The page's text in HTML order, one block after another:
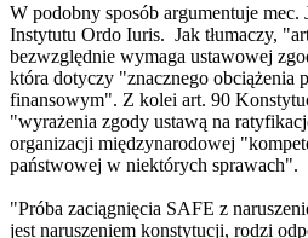
W podobny sposób argumentuje
Instytutu Ordo Iuris. Jak tłumaczy,
bezwzględnie wymaga ustawowej
która dotyczy "znacznego obciążenia
finansowym". Z kolei art. 90
"wyrażenia zgody ustawą na
organizacji międzynarodowej
państwowej w niektórych sprawach".
"Próba zaciągnięcia SAFE z
jest naruszeniem konstytucji, rodzi